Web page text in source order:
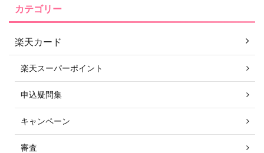
カテゴリー
楽天カード
楽天スーパーポイント
申込疑問集
キャンペーン
審査